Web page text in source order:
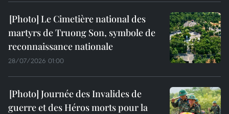
Le Cimetière national des
martyrs de Truong Son, symbole de
reconnaissance nationale
28/07/2026 01:00
Journée des Invalides de
guerre et des Héros morts pour la